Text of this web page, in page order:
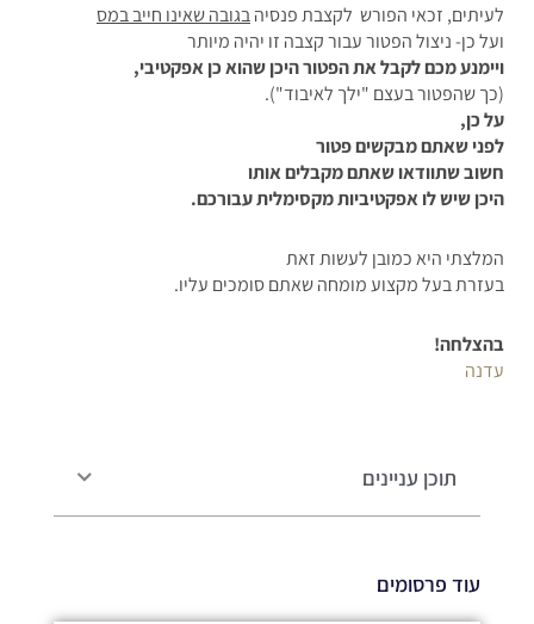
לעיתים, זכאי הפורש לקצבת פנסיהבגובה שאינו חייב במס
ועל כן- ניצול הפטור עבור קצבה זו יהיה מיותר
ויימנע מכם לקבל את הפטור היכן שהוא כן אפקטיבי,
(כך שהפטור בעצם "ילך לאיבוד").
על כן,
לפני שאתם מבקשים פטור
חשוב שתוודאו שאתם מקבלים אותו
היכן שיש לו אפקטיביות מקסימלית עבורכם.
המלצתי היא כמובן לעשות זאת
בעזרת בעל מקצוע מומחה שאתם סומכים עליו.
בהצלחה!
עדנה
תוכן עניינים
עוד פרסומים